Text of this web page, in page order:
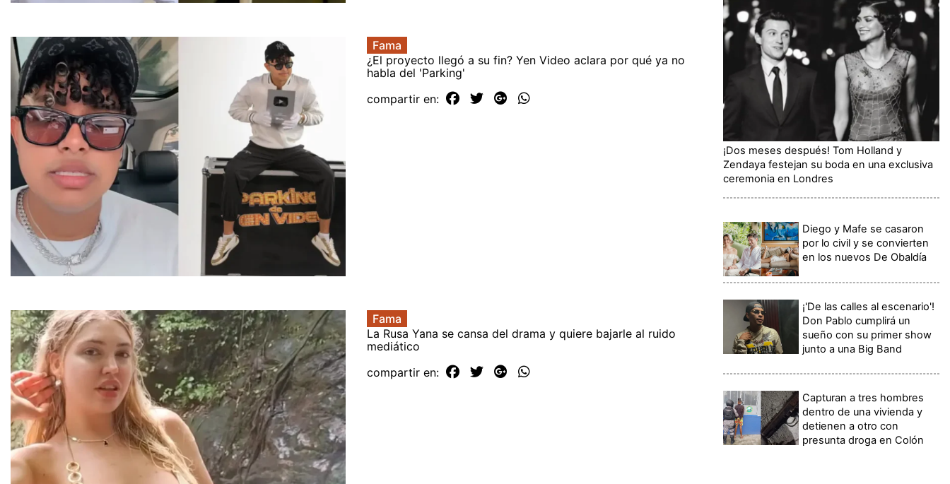
Fama
¿El proyecto llegó a su fin? Yen Video aclara por qué ya no
habla del 'Parking'
compartir en:
Fama
La Rusa Yana se cansa del drama y quiere bajarle al ruido
mediático
compartir en:
¡Dos meses después! Tom Holland y
Zendaya festejan su boda en una exclusiva
ceremonia en Londres
Diego y Mafe se casaron
por lo civil y se convierten
en los nuevos De Obaldía
¡'De las calles al escenario'!
Don Pablo cumplirá un
sueño con su primer show
junto a una Big Band
Capturan a tres hombres
dentro de una vivienda y
detienen a otro con
presunta droga en Colón